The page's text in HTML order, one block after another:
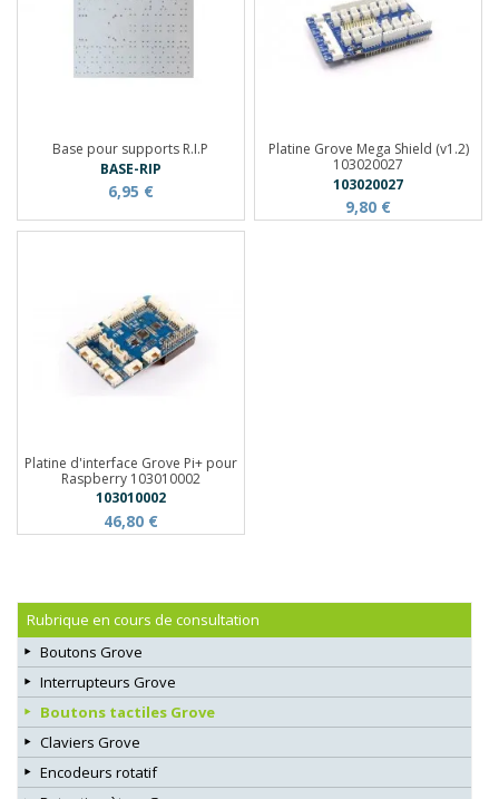
Base pour supports R.I.P
BASE-RIP
6,95 €
Platine Grove Mega Shield (v1.2)
103020027
103020027
9,80 €
Platine d'interface Grove Pi+ pour
Raspberry 103010002
103010002
46,80 €
Rubrique en cours de consultation
Boutons Grove
Interrupteurs Grove
Boutons tactiles Grove
Claviers Grove
Encodeurs rotatif